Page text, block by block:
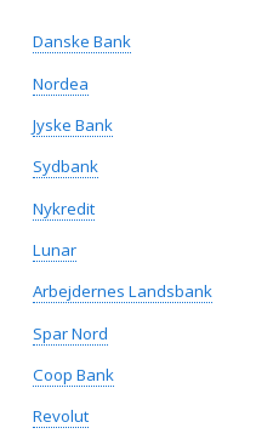
Danske Bank
Nordea
Jyske Bank
Sydbank
Nykredit
Lunar
Arbejdernes Landsbank
Spar Nord
Coop Bank
Revolut